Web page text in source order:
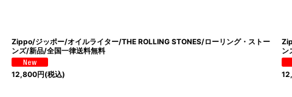
Zippo/ジッポー/オイルライター/THE ROLLING STONES/ローリング・ストー
ンズ/新品/全国一律送料無料
12,800円(税込)
ン